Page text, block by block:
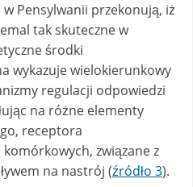
Pensylwanii przekonują, iż
tak skuteczne w
środki
wykazuje wielokierunkowy
regulacji odpowiedzi
na różne elementy
receptora
związane z
na nastrój (źródło 3).